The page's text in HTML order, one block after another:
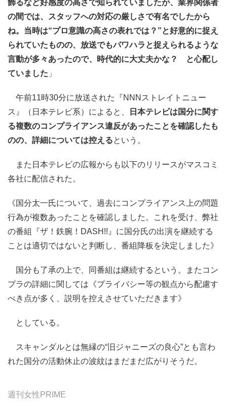
飾るなど好感度の高さで知られていましたが、業界関係者
の間では、スタッフへの対応の厳しさで有名でしたから
ね。当時は“プロ意識の高さの表れでは？”と好意的に捉え
られていたものの、放送でもパワハラと捉えられるような
言動が多々あったので、時代的に大丈夫かな？ と心配し
ていました 」
午前11時30分に放送された『NNNストレイトニュー
ス』（日本テレビ系）によると、
日本テレビは国分に関す
る複数のコンプライアンス違反があったことを確認したも
のの、詳細については控えるという。
また日本テレビの広報からも以下のリリースがマスコミ
各社に配信された。
《国分太一氏について、過去にコンプライアンス上の問題
行為が複数あったことを確認しました。これを受け、弊社
の番組『ザ！鉄腕！DASH!!』に国分氏の出演を継続する
ことは適切ではないと判断し、番組降板を決定しました》
国分も了承の上で、同番組は継続するという。またコン
プラの詳細に関しては《プライバシー等の観点から配慮す
べき点が多く、説明を控えさせていただきます》
としている。
スキャンダルとは無縁の“旧ジャニーズの良心”とも言わ
れた国分の活動休止の波紋はまだまだ広がりそうだ。
週刊女性PRIME